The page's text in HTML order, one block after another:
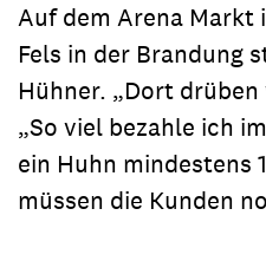
Entdecken Sie unsere
Auf dem Arena Markt
Fels in der Brandung
Hühner. „Dort
„So viel bezahle ich
ein Huhn mindestens
müssen die Kunden